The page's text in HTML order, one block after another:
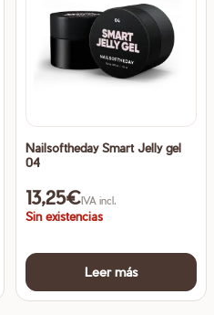
Nailsoftheday Smart Jelly gel
04
13,25€IVA incl.
Sin existencias
Leer más